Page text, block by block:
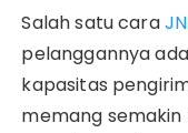
Salah satu cara
pelanggannya
kapasitas
memang